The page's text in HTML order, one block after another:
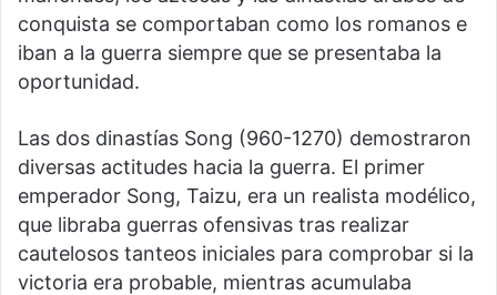
conquista se comportaban como los romanos e
iban a la guerra siempre que se presentaba la
oportunidad.
Las dos dinastías Song (960-1270) demostraron
diversas actitudes hacia la guerra. El primer
emperador Song, Taizu, era un realista modélico,
que libraba guerras ofensivas tras realizar
cautelosos tanteos iniciales para comprobar si la
victoria era probable, mientras acumulaba